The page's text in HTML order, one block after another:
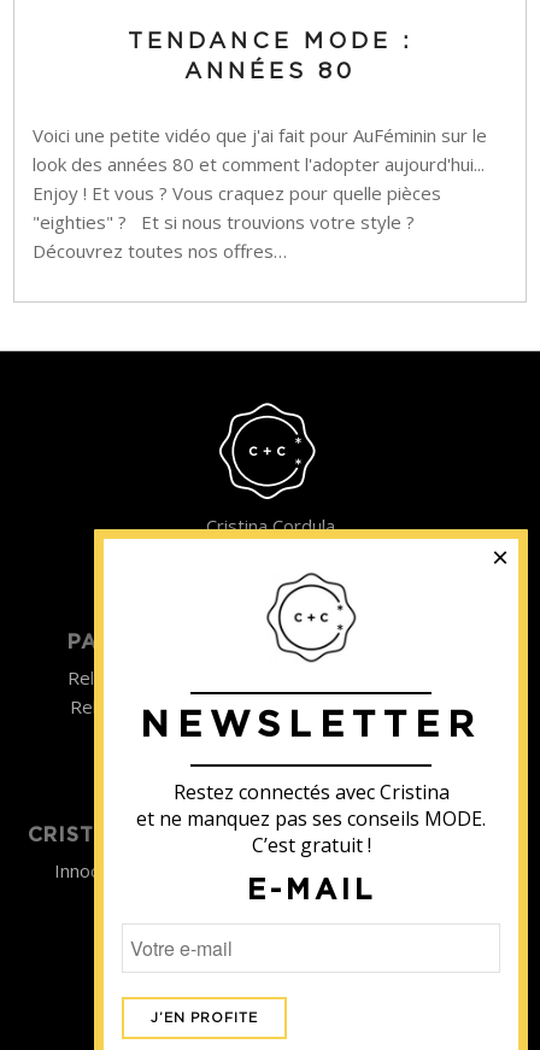
TENDANCE MODE :
ANNÉES 80
Voici une petite vidéo que j'ai fait pour AuFéminin sur le
look des années 80 et comment l'adopter aujourd'hui...
Enjoy ! Et vous ? Vous craquez pour quelle pièces
"eighties" ? Et si nous trouvions votre style ?
Découvrez toutes nos offres…
Cristina Cordula
PARTICULIER
Relooking homme
Relooking femme
ENTREPRISE
ENTREPRISE
Formations
CRISTINA SOUTIENT
Innocence en Danger
Sidaction
Contact
Newsletter
NEWSLETTER
Restez connectés avec Cristina
et ne manquez pas ses conseils MODE.
C’est gratuit !
E-MAIL